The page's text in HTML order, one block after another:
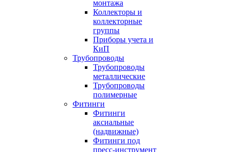
монтажа
Коллекторы и
коллекторные
группы
Приборы учета и
КиП
Трубопроводы
Трубопроводы
металлические
Трубопроводы
полимерные
Фитинги
Фитинги
аксиальные
(надвижные)
Фитинги под
пресс-инструмент